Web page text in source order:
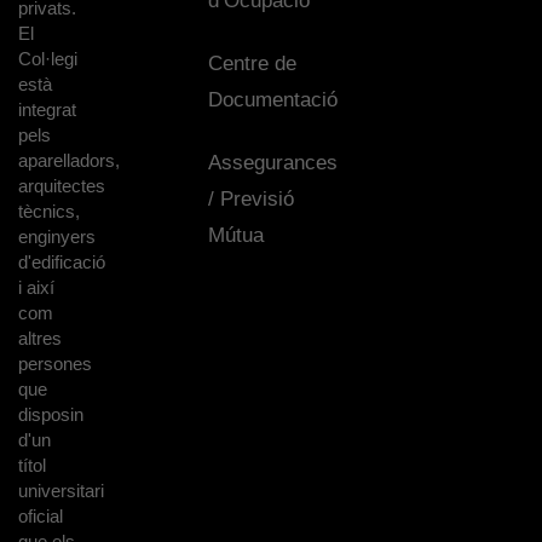
privats.
El
Col·legi
està
integrat
pels
aparelladors,
arquitectes
tècnics,
enginyers
d'edificació
i així
com
altres
persones
que
disposin
d'un
títol
universitari
oficial
Centre de
Documentació
Assegurances
/ Previsió
Mútua